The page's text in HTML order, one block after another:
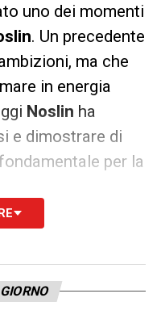
uno dei momenti
. Un precedente
ma che
in energia
Noslin ha
e dimostrare di
per la